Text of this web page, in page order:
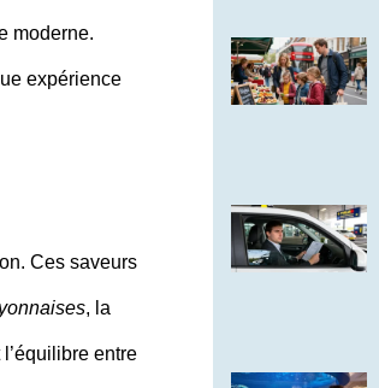
moderne.
expérience
Ces saveurs
, la
entre